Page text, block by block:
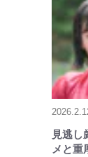
見逃し
メと重